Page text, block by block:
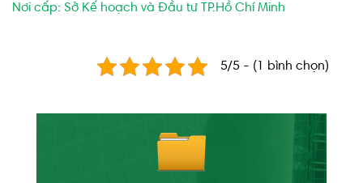
Nơi cấp: Sở Kế hoạch và Đầu tư TP.Hồ Chí Minh
5/5 - (1 bình chọn)